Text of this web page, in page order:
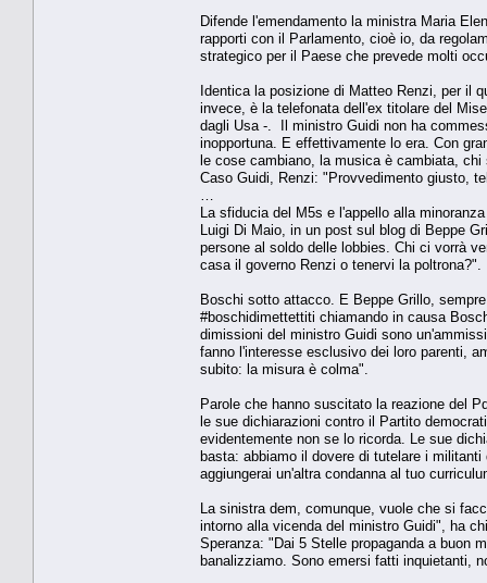
Difende l'emendamento la ministra Maria
rapporti con il Parlamento, cioè io, da
strategico per il Paese che prevede molti
Identica la posizione di Matteo Renzi, per il
invece, è la telefonata dell'ex titolare del
dagli Usa -. Il ministro Guidi non ha
inopportuna. E effettivamente lo era. Con
le cose cambiano, la musica è cambiata,
Caso Guidi, Renzi: "Provvedimento giusto,
La sfiducia del M5s e l'appello alla
Luigi Di Maio, in un post sul blog di Beppe
persone al soldo delle lobbies. Chi ci vorrà
casa il governo Renzi o tenervi la
Boschi sotto attacco. E Beppe Grillo,
#boschidimettettiti chiamando in causa
dimissioni del ministro Guidi sono
fanno l'interesse esclusivo dei loro parenti,
subito: la misura è colma".
Parole che hanno suscitato la reazione del
le sue dichiarazioni contro il Partito
evidentemente non se lo ricorda. Le sue
basta: abbiamo il dovere di tutelare i
aggiungerai un'altra condanna al tuo
La sinistra dem, comunque, vuole che si
intorno alla vicenda del ministro Guidi", ha
Speranza: "Dai 5 Stelle propaganda a buon
banalizziamo. Sono emersi fatti inquietanti,